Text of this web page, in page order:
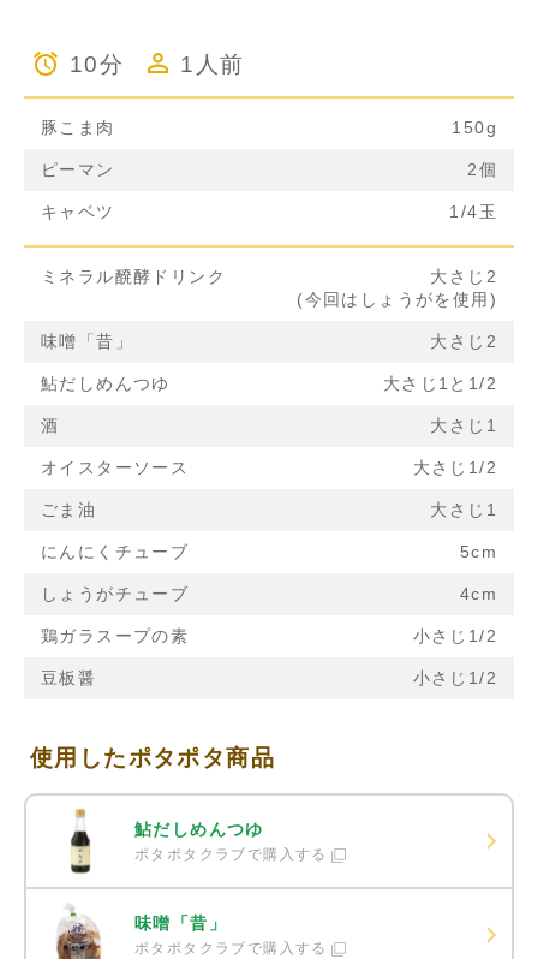
10分 1人前
豚こま肉 150g
ピーマン 2個
キャベツ 1/4玉
ミネラル醗酵ドリンク
大さじ2
(今回はしょうがを使用)
味噌「昔」 大さじ2
鮎だしめんつゆ 大さじ1と1/2
酒 大さじ1
オイスターソース 大さじ1/2
ごま油 大さじ1
にんにくチューブ 5cm
しょうがチューブ 4cm
鶏ガラスープの素 小さじ1/2
豆板醤 小さじ1/2
使用したポタポタ商品
鮎だしめんつゆ
ポタポタクラブで購入する
味噌「昔」
ポタポタクラブで購入する